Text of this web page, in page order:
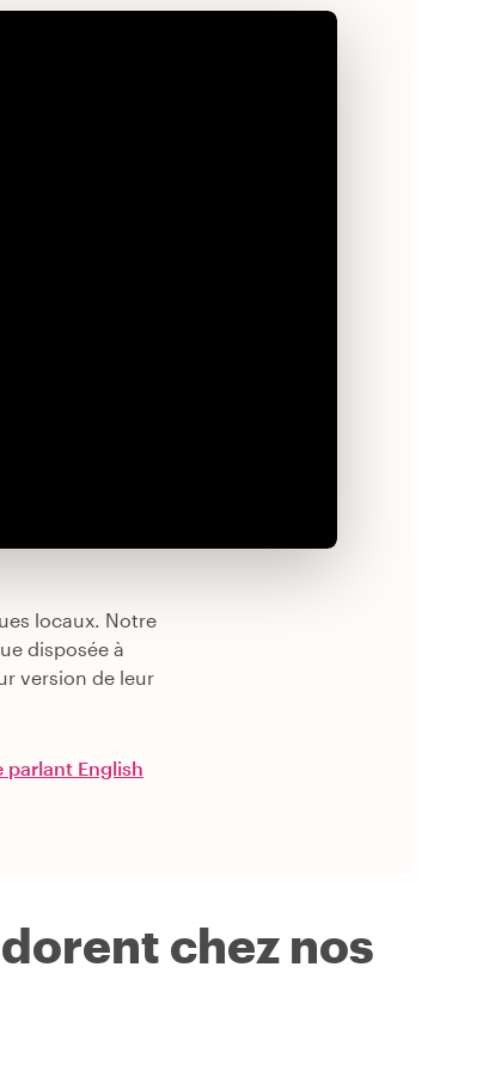
locaux. Notre
disposée à
version de leur
parlant English
chez nos